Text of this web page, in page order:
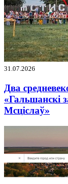
31.07.2026
Два
«Гальшанскі
Мсціслаў»